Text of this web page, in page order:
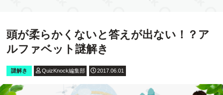
頭が柔らかくないと答えが出ない！？ア
ルファベット謎解き
謎解き QuizKnock編集部 2017.06.01